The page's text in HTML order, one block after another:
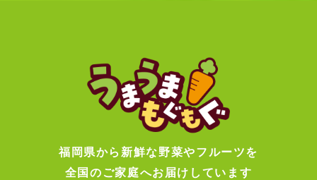
福岡県から新鮮な野菜やフルーツを
全国のご家庭へお届けしています